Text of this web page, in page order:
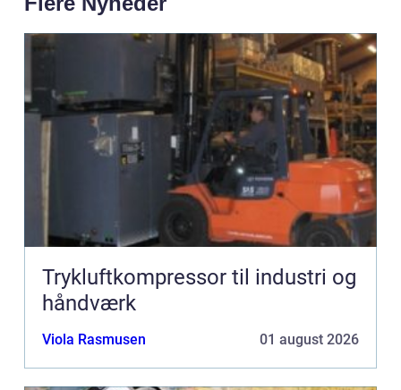
Trykluftkompressor til industri og
håndværk
Viola Rasmusen 01 august 2026